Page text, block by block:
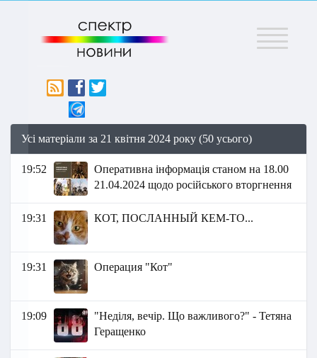
Меню
Усі матеріали за 21 квітня 2024 року (50 усього)
19:52
Оперативна інформація станом на 18.00
21.04.2024 щодо російського вторгнення
19:31 КОТ, ПОСЛАННЫЙ КЕМ-ТО...
19:31 Операция "Кот"
19:09
"Неділя, вечір. Що важливого?" - Тетяна
Геращенко